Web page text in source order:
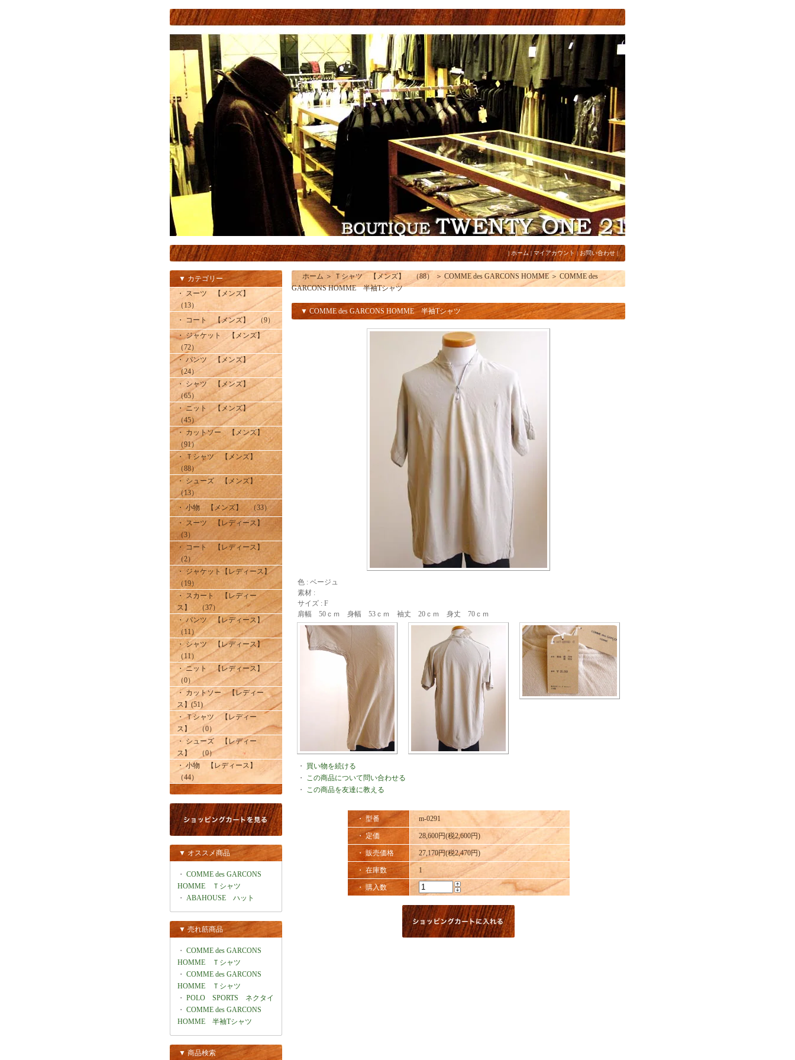
|ホーム|マイアカウント | お問い合わせ |
▼ カテゴリー
・ スーツ 【メンズ】
（13）
・ コート 【メンズ】 （9）
・ ジャケット 【メンズ】
（72）
・ パンツ 【メンズ】
（24）
・ シャツ 【メンズ】
（65）
・ ニット 【メンズ】
（45）
・ カットソー 【メンズ】
（91）
・ Ｔシャツ 【メンズ】
（88）
・ シューズ 【メンズ】
（13）
・ 小物 【メンズ】 （33）
・ スーツ 【レディース】
（3）
・ コート 【レディース】
（2）
・ ジャケット【レディース】
（19）
・ スカート 【レディー
ス】 （37）
・ パンツ 【レディース】
（11）
・ シャツ 【レディース】
（11）
・ ニット 【レディース】
（0）
・ カットソー 【レディー
ス】(51)
・ Ｔシャツ 【レディー
ス】 （0）
・ シューズ 【レディー
ス】 （0）
・ 小物 【レディース】
（44）
▼ オススメ商品
・ COMME des GARCONS
HOMME Ｔシャツ
・ ABAHOUSE ハット
▼ 売れ筋商品
・ COMME des GARCONS
HOMME Ｔシャツ
・ COMME des GARCONS
HOMME Ｔシャツ
・ POLO SPORTS ネクタイ
・ COMME des GARCONS
HOMME 半袖Tシャツ
▼ 商品検索
ホーム ＞ Ｔシャツ 【メンズ】 （88） ＞ COMME des GARCONS HOMME ＞ COMME des
GARCONS HOMME 半袖Tシャツ
▼ COMME des GARCONS HOMME 半袖Tシャツ
色 : ベージュ
素材 :
サイズ : F
肩幅 50ｃｍ 身幅 53ｃｍ 袖丈 20ｃｍ 身丈 70ｃｍ
・ 買い物を続ける
・ この商品について問い合わせる
・ この商品を友達に教える
・ 型番 m-0291
・ 定価 28,600円(税2,600円)
・ 販売価格 27,170円(税2,470円)
・ 在庫数 1
・ 購入数